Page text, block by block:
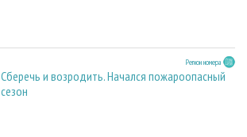
Регион номера
Сберечь и возродить. Начался пожароопасный
сезон